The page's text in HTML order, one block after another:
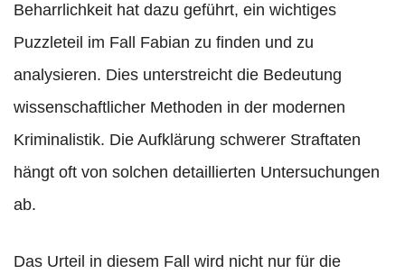
Beharrlichkeit hat dazu geführt, ein wichtiges
Puzzleteil im Fall Fabian zu finden und zu
analysieren. Dies unterstreicht die Bedeutung
wissenschaftlicher Methoden in der modernen
Kriminalistik. Die Aufklärung schwerer Straftaten
hängt oft von solchen detaillierten Untersuchungen
ab.
Das Urteil in diesem Fall wird nicht nur für die